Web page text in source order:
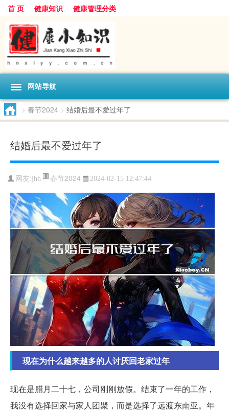
首 页 健康知识 健康管理分类
网站导航
> 春节2024 > 结婚后最不爱过年了
结婚后最不爱过年了
网友:jhh 春节2024 2024-02-15 12:47:44
现在为什么越来越多的人讨厌回老家过年
现在是腊月二十七，公司刚刚放假。结束了一年的工作，
我没有选择回家与家人团聚，而是选择了远渡东南亚。年